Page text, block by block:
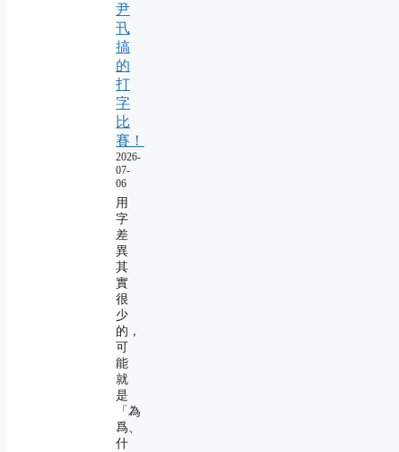
尹
卂
搞
的
打
字
比
賽！
2026-
07-
06
用
字
差
異
其
實
很
少
的，
可
能
就
是
「為
爲、
什